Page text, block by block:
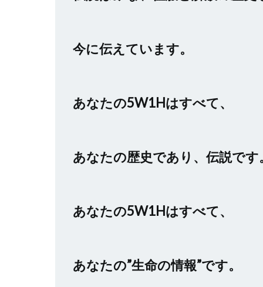
今に伝えています。
あなたの5W1Hはすべて、
あなたの歴史であり、伝説です
あなたの5W1Hはすべて、
あなたの”生命の情報”です。